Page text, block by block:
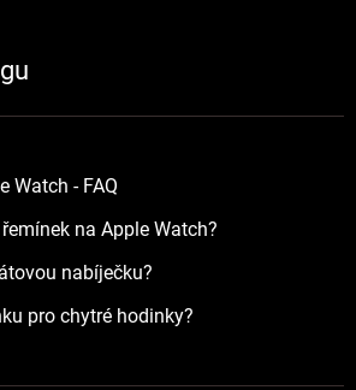
Watch - FAQ
na Apple Watch?
nabíječku?
pro chytré hodinky?